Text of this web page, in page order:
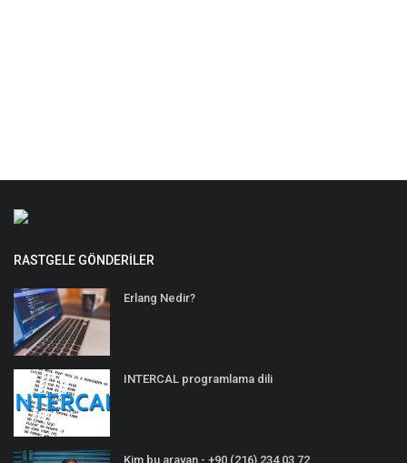
RASTGELE GÖNDERILER
Erlang Nedir?
INTERCAL programlama dili
Kim bu arayan - +90 (216) 234 03 72